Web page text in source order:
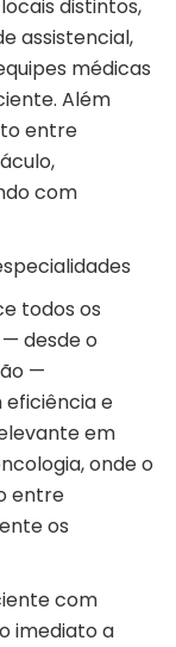
distintos,
assistencial,
médicas
. Além
entre
com
todos os
desde o
—
eficiência e
em
onde o
entre
os
com
imediato a